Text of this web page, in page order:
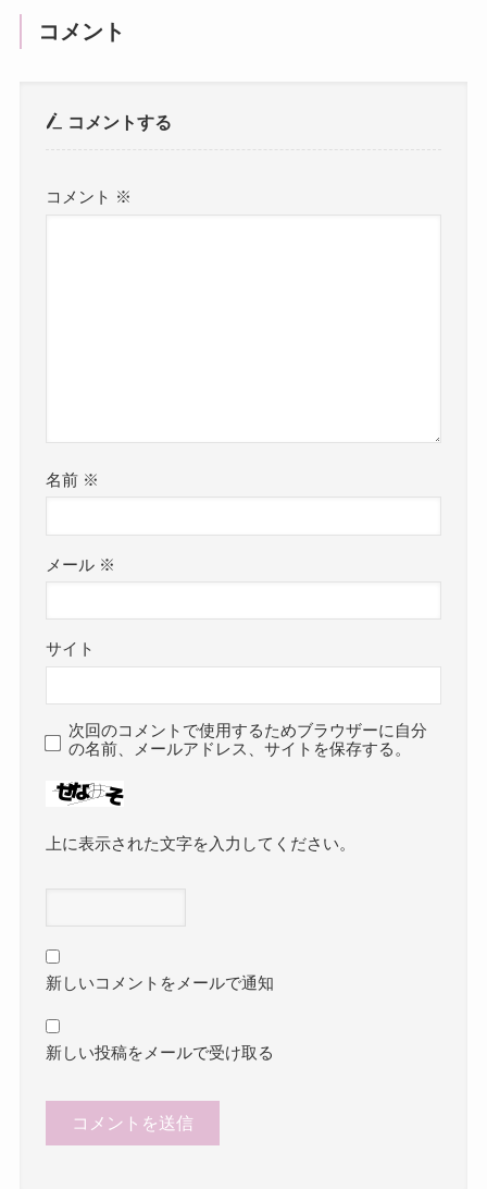
コメント
コメントする
コメント ※
名前 ※
メール ※
サイト
次回のコメントで使用するためブラウザーに自分
の名前、メールアドレス、サイトを保存する。
上に表示された文字を入力してください。
新しいコメントをメールで通知
新しい投稿をメールで受け取る